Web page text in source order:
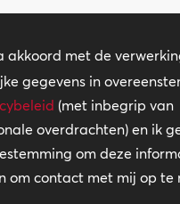
akkoord met de
gegevens in
(met inbegrip van
overdrachten) en ik
om deze
om contact met mij op te